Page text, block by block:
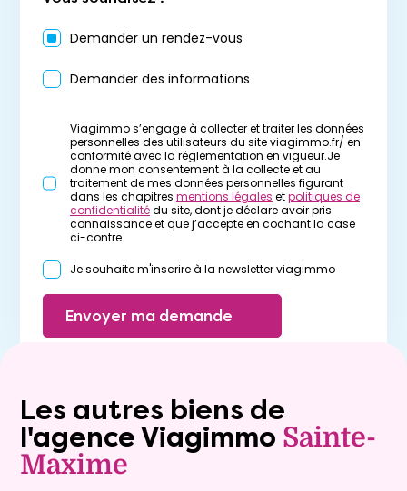
Demander un rendez-vous
Demander des informations
Viagimmo s’engage à collecter et traiter les données
personnelles des utilisateurs du site viagimmo.fr/ en
conformité avec la réglementation en vigueur.Je
donne mon consentement à la collecte et au
traitement de mes données personnelles figurant
dans les chapitres mentions légales etpolitiques de
confidentialitédu site, dont je déclare avoir pris
connaissance et que j’accepte en cochant la case
ci-contre.
Je souhaite m'inscrire à la newsletter viagimmo
Envoyer ma demande
Les autres biens de
l'agence Viagimmo Sainte-
Maxime